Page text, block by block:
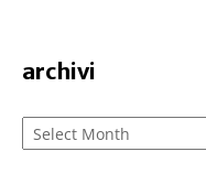
archivi
Archivi